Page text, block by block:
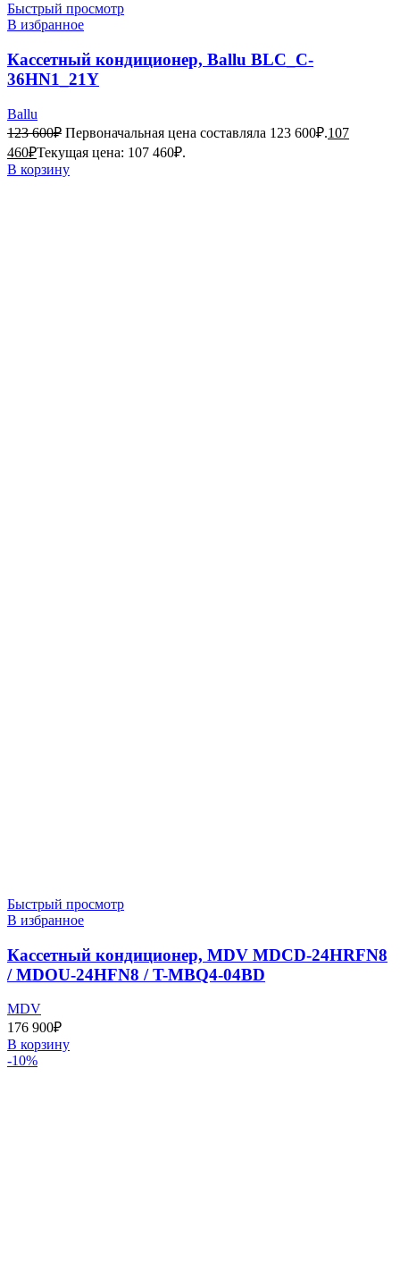
Быстрый просмотр
В избранное
Кассетный кондиционер, Ballu BLC_C-
36HN1_21Y
Ballu
123 600₽ Первоначальная цена составляла 123 600₽.107
460₽Текущая цена: 107 460₽.
В корзину
Быстрый просмотр
В избранное
Кассетный кондиционер, MDV MDCD-24HRFN8
/ MDOU-24HFN8 / T-MBQ4-04BD
MDV
176 900₽
В корзину
-10%